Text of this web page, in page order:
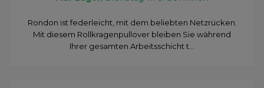
Rondon ist federleicht, mit dem beliebten Netzrücken.
Mit diesem Rollkragenpullover bleiben Sie während
Ihrer gesamten Arbeitsschicht t...